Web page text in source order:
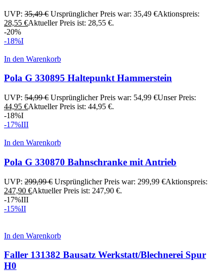
UVP: 35,49€ Ursprünglicher Preis war: 35,49 €Aktionspreis:
28,55 €Aktueller Preis ist: 28,55 €.
-20%
-18%I
In den Warenkorb
Pola G 330895 Haltepunkt Hammerstein
UVP: 54,99€ Ursprünglicher Preis war: 54,99 €Unser Preis:
44,95 €Aktueller Preis ist: 44,95 €.
-18%I
-17%III
In den Warenkorb
Pola G 330870 Bahnschranke mit Antrieb
UVP: 299,99€ Ursprünglicher Preis war: 299,99 €Aktionspreis:
247,90 €Aktueller Preis ist: 247,90 €.
-17%III
-15%II
In den Warenkorb
Faller 131382 Bausatz Werkstatt/Blechnerei Spur
H0